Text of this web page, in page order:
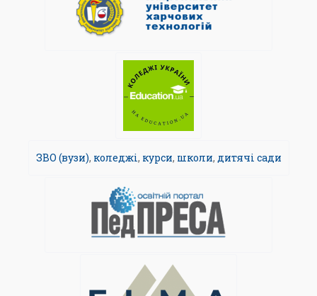
ЗВО (вузи), коледжі, курси, школи, дитячі сади